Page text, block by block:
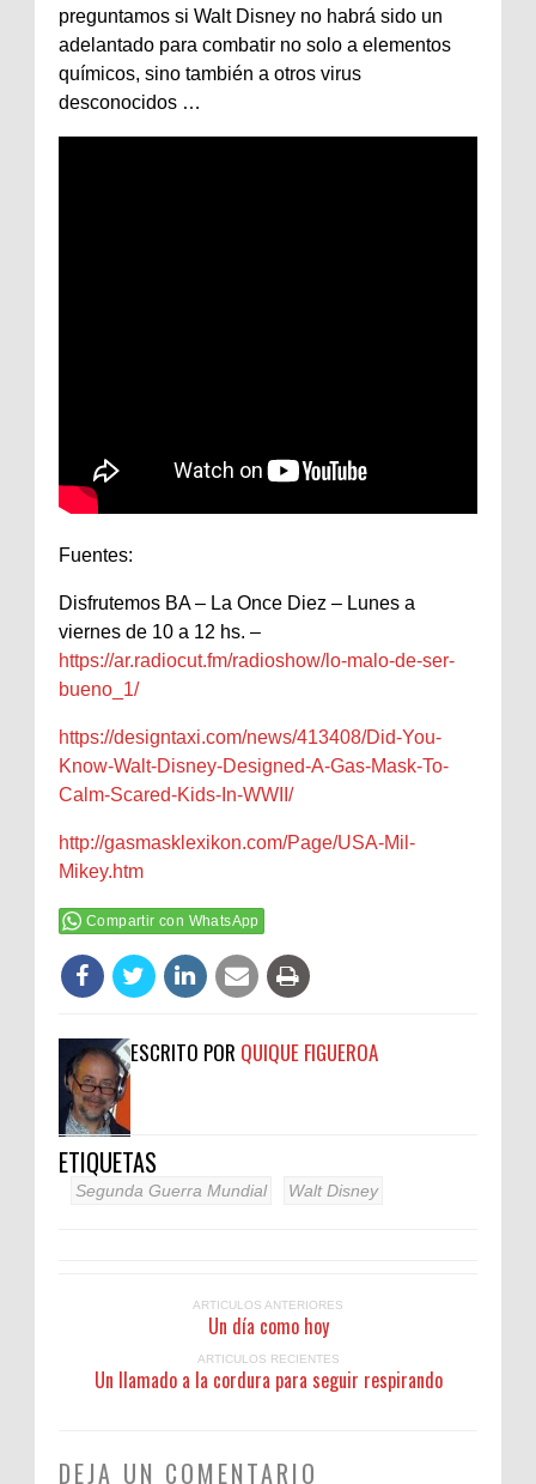
preguntamos si Walt Disney no habrá sido un
adelantado para combatir no solo a elementos
químicos, sino también a otros virus
desconocidos …
Fuentes:
Disfrutemos BA – La Once Diez – Lunes a
viernes de 10 a 12 hs. –
https://ar.radiocut.fm/radioshow/lo-malo-de-ser-
bueno_1/
https://designtaxi.com/news/413408/Did-You-
Know-Walt-Disney-Designed-A-Gas-Mask-To-
Calm-Scared-Kids-In-WWII/
http://gasmasklexikon.com/Page/USA-Mil-
Mikey.htm
Compartir con WhatsApp
ESCRITO POR QUIQUE FIGUEROA
ETIQUETAS
Segunda Guerra Mundial Walt Disney
ARTICULOS ANTERIORES
Un día como hoy
ARTICULOS RECIENTES
Un llamado a la cordura para seguir respirando
DEJA UN COMENTARIO